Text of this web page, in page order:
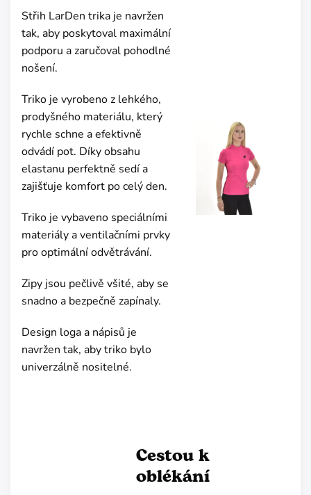
Střih LarDen trika je navržen
tak, aby poskytoval maximální
podporu a zaručoval pohodlné
nošení.
Triko je vyrobeno z lehkého,
prodyšného materiálu, který
rychle schne a efektivně
odvádí pot. Díky obsahu
elastanu perfektně sedí a
zajišťuje komfort po celý den.
Triko je vybaveno speciálními
materiály a ventilačními prvky
pro optimální odvětrávání.
Zipy jsou pečlivě všité, aby se
snadno a bezpečně zapínaly.
Design loga a nápisů je
navržen tak, aby triko bylo
univerzálně nositelné.
Cestou k
oblékání